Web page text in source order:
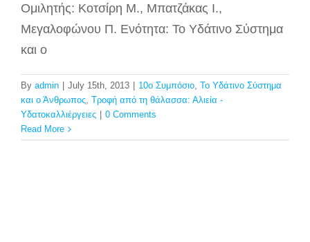
Ομιλητής: Κοτσίρη M., Μπατζάκας Ι.,
Μεγαλοφώνου Π. Ενότητα: Το Υδάτινο Σύστημα
και ο
By admin July 15th, 2013 10ο Συμπόσιο, Το Υδάτινο Σύστημα
και ο Άνθρωπος, Τροφή από τη θάλασσα: Αλιεία -
Υδατοκαλλιέργειες
0 Comments
Read More